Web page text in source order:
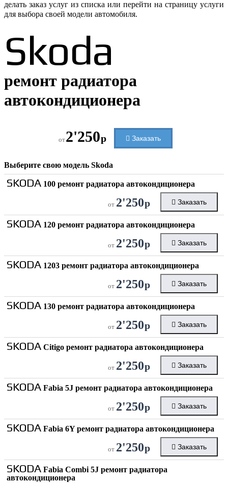
делать заказ услуг из списка или перейти на страницу услуги
для выбора своей модели автомобиля.
Skoda
ремонт радиатора
автокондиционера
от2'250р Заказать
Выберите свою модель Skoda
SKODA 100 ремонт радиатора автокондиционера
от 2'250р Заказать
SKODA 120 ремонт радиатора автокондиционера
от 2'250р Заказать
SKODA 1203 ремонт радиатора автокондиционера
от 2'250р Заказать
SKODA 130 ремонт радиатора автокондиционера
от 2'250р Заказать
SKODA Citigo ремонт радиатора автокондиционера
от 2'250р Заказать
SKODA Fabia 5J ремонт радиатора автокондиционера
от 2'250р Заказать
SKODA Fabia 6Y ремонт радиатора автокондиционера
от 2'250р Заказать
SKODA Fabia Combi 5J ремонт радиатора
автокондиционера